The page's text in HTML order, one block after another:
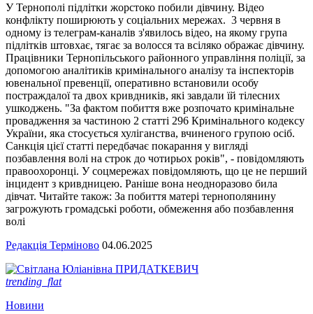
У Тернополі підлітки жорстоко побили дівчину. Відео
конфлікту поширюють у соціальних мережах. 3 червня в
одному із телеграм-каналів з'явилось відео, на якому група
підлітків штовхає, тягає за волосся та всіляко ображає дівчину.
Працівники Тернопільського районного управління поліції, за
допомогою аналітиків кримінального аналізу та інспекторів
ювенальної превенції, оперативно встановили особу
постраждалої та двох кривдників, які завдали їй тілесних
ушкоджень. "За фактом побиття вже розпочато кримінальне
провадження за частиною 2 статті 296 Кримінального кодексу
України, яка стосується хуліганства, вчиненого групою осіб.
Санкція цієї статті передбачає покарання у вигляді
позбавлення волі на строк до чотирьох років", - повідомляють
правоохоронці. У соцмережах повідомляють, що це не перший
інцидент з кривдницею. Раніше вона неодноразово била
дівчат. Читайте також: За побиття матері тернополянину
загрожують громадські роботи, обмеження або позбавлення
волі
Редакція Терміново 04.06.2025
trending_flat
Новини